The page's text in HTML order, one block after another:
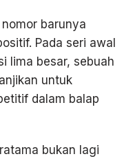
barunya
Pada seri awal
lima besar, sebuah
untuk
dalam balap
bukan lagi